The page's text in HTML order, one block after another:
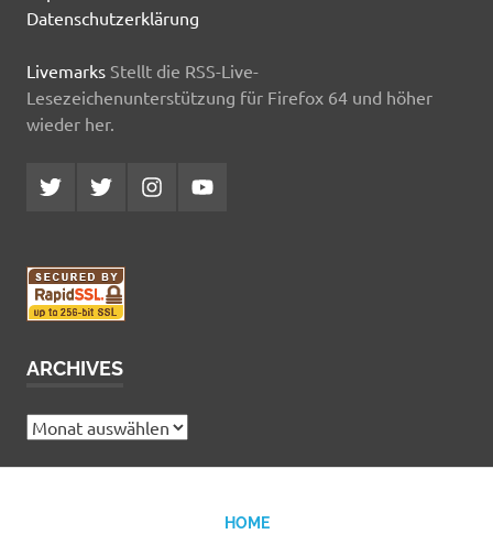
Datenschutzerklärung
Livemarks Stellt die RSS-Live-
Lesezeichenunterstützung für Firefox 64 und höher
wieder her.
Twitter
MCDP
Twitter
Musicradiostation
InstagramYouTube
ARCHIVES
Archives
HOME